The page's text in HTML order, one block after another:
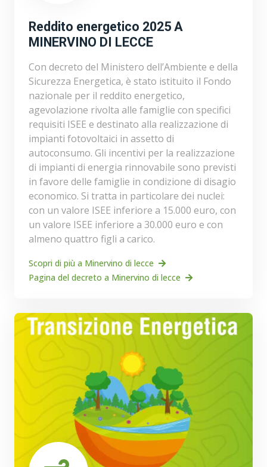
Reddito energetico 2025 A
MINERVINO DI LECCE
Con decreto del Ministero dell’Ambiente e della
Sicurezza Energetica, è stato istituito il Fondo
nazionale per il reddito energetico,
agevolazione rivolta alle famiglie con specifici
requisiti ISEE e destinato alla realizzazione di
impianti fotovoltaici in assetto di
autoconsumo. Gli incentivi per la realizzazione
di impianti di energia rinnovabile sono previsti
in favore delle famiglie in condizione di disagio
economico. Si tratta in particolare dei nuclei:
con un valore ISEE inferiore a 15.000 euro, con
un valore ISEE inferiore a 30.000 euro e con
almeno quattro figli a carico.
Scopri di più a Minervino di lecce
Pagina del decreto a Minervino di lecce